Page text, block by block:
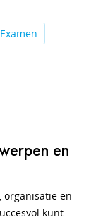
Examen
en
organisatie en
kunt